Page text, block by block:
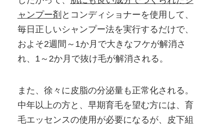
ャンプー剤 とコンディショナーを使用して、
毎日正しいシャンプー法を実行するだけで、
およそ2週間～1か月で大きなフケが解消さ
れ、1～2か月で抜け毛が解消される。
また、徐々に皮脂の分泌量も正常化される。
中年以上の方と、早期育毛を望む方には、育
毛エッセンスの使用が必要になるが、皮下組